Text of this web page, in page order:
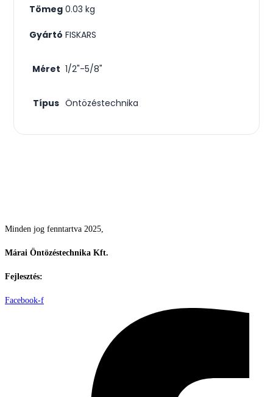
Tömeg 0.03 kg
Gyártó FISKARS
Méret 1/2"-5/8"
Típus Öntözéstechnika
Minden jog fenntartva 2025,
Márai Öntözéstechnika Kft.
Fejlesztés:
Facebook-f